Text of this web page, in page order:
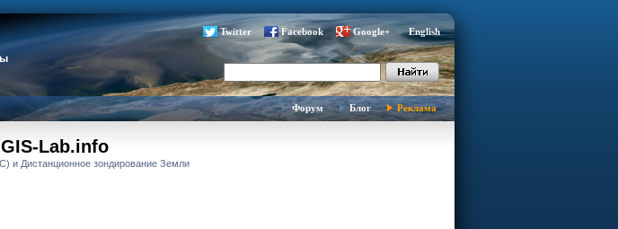
Twitter Facebook Google+ English
Форум Блог Реклама
Lab.info
и Дистанционное зондирование Земли